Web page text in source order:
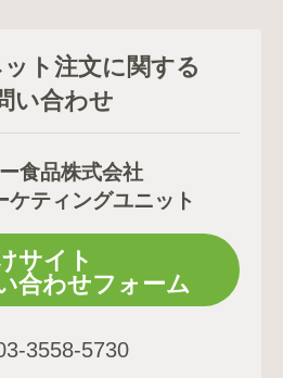
ト注文に関する
い合わせ
食品株式会社
ケティングユニット
サイト
合わせフォーム
3558-5730